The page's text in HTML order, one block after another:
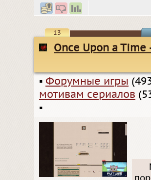
13
Once Upon a
▪ Форумные игры
мотивам сериалов
▪